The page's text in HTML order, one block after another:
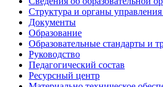
Структура и органы
Документы
Образование
Образовательные стандарты и
Руководство
Педагогический состав
Ресурсный центр